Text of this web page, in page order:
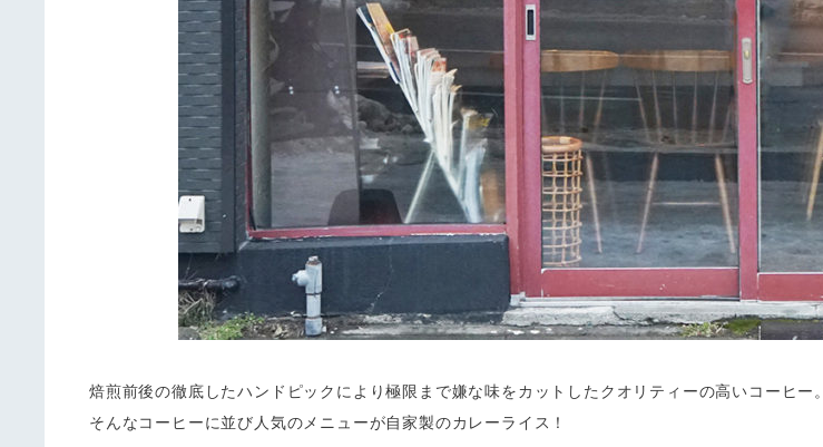
焙煎前後の徹底したハンドピックにより極限まで嫌な味をカットしたクオリティーの高いコーヒー。
そんなコーヒーに並び人気のメニューが自家製のカレーライス！